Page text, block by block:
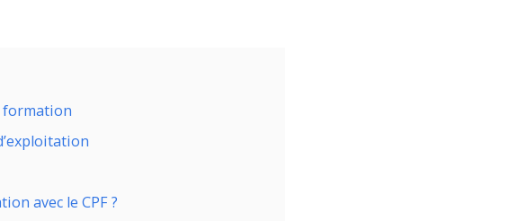
formation
avec le CPF ?